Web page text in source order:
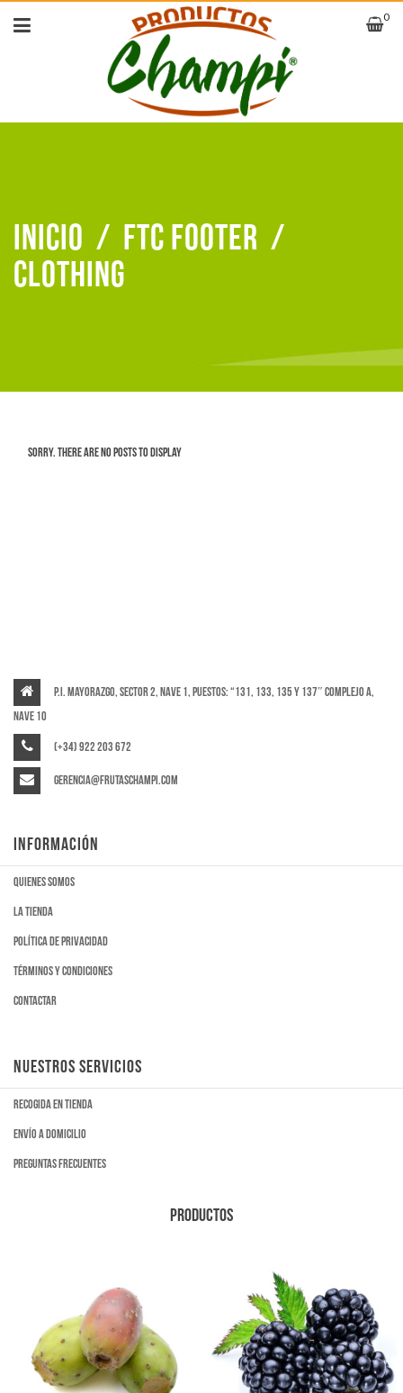
0
Inicio / FTC Footer /
Clothing
Sorry. There are no posts to display
P.I. Mayorazgo, Sector 2, Nave 1, puestos: “131, 133, 135 y 137″ Complejo A,
Nave 10
(+34) 922 203 672
gerencia@frutaschampi.com
INFORMACIÓN
Quienes somos
La tienda
Política de privacidad
Términos y condiciones
Contactar
NUESTROS SERVICIOS
Recogida en tienda
Envío a domicilio
Preguntas frecuentes
PRODUCTOS